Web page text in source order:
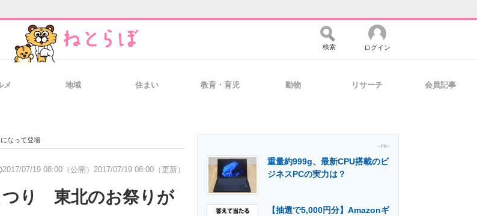
経営リーダーのコミュニティ マーケ×ITの今がよく分かる
検索 ログイン
メ 地域 住まい 教育・育児 動物 リサーチ 会員記事
なって登場
2017/07/19 08:00（公開） 2017/07/19 08:00（更新）
つり 東北のお祭りが
- PR -
重量約999g、最新CPU搭載のビ
ジネスPCの実力は？
【抽選で5,000円分】Amazonギ